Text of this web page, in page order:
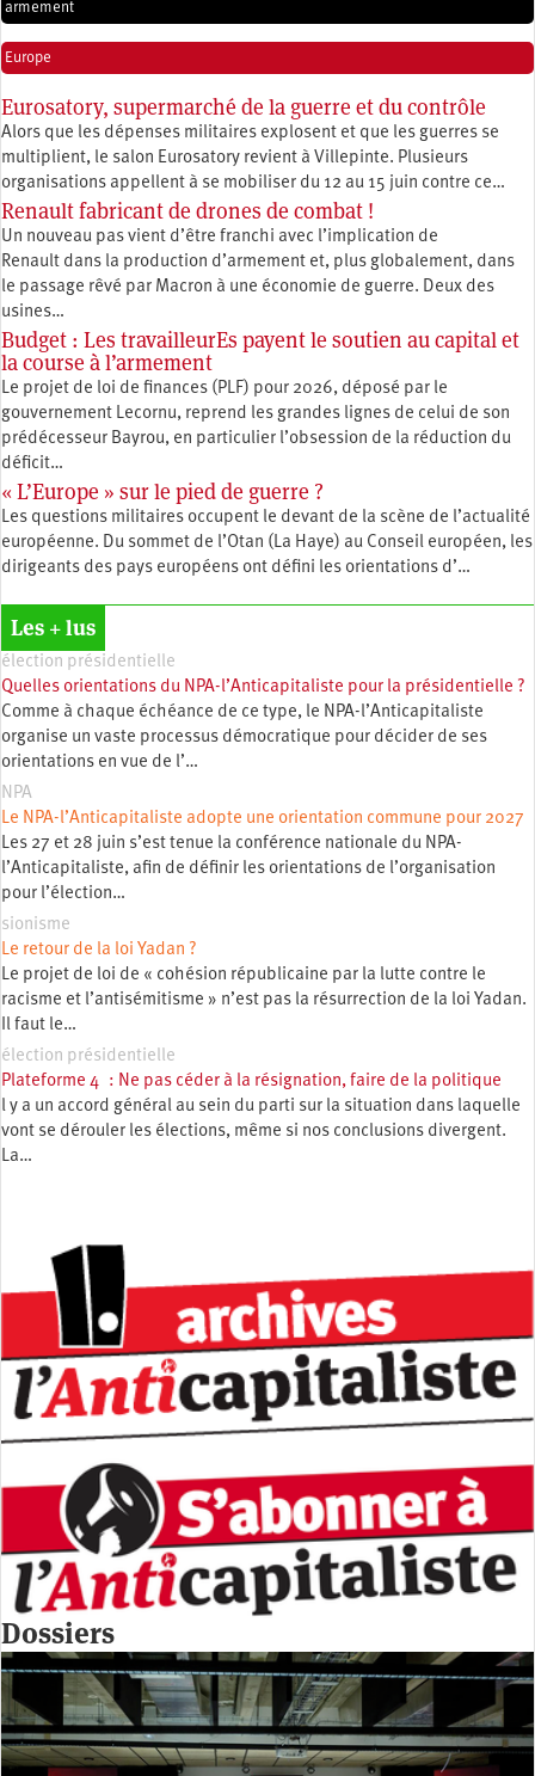
armement
Europe
Eurosatory, supermarché de la guerre et du contrôle
Alors que les dépenses militaires explosent et que les guerres se
multiplient, le salon Eurosatory revient à Villepinte. Plusieurs
organisations appellent à se mobiliser du 12 au 15 juin contre ce…
Renault fabricant de drones de combat !
Un nouveau pas vient d’être franchi avec l’implication de
Renault dans la production d’armement et, plus globalement, dans
le passage rêvé par Macron à une économie de guerre. Deux des
usines…
Budget : Les travailleurEs payent le soutien au capital et
la course à l’armement
Le projet de loi de finances (PLF) pour 2026, déposé par le
gouvernement Lecornu, reprend les grandes lignes de celui de son
prédécesseur Bayrou, en particulier l’obsession de la réduction du
déficit…
« L’Europe » sur le pied de guerre ?
Les questions militaires occupent le devant de la scène de l’actualité
européenne. Du sommet de l’Otan (La Haye) au Conseil européen, les
dirigeants des pays européens ont défini les orientations d’…
Les + lus
élection présidentielle
Quelles orientations du NPA-l’Anticapitaliste pour la présidentielle ?
Comme à chaque échéance de ce type, le NPA-l’Anticapitaliste
organise un vaste processus démocratique pour décider de ses
orientations en vue de l’…
NPA
Le NPA-l’Anticapitaliste adopte une orientation commune pour 2027
Les 27 et 28 juin s’est tenue la conférence nationale du NPA-
l’Anticapitaliste, afin de définir les orientations de l’organisation
pour l’élection…
sionisme
Le retour de la loi Yadan ?
Le projet de loi de « cohésion républicaine par la lutte contre le
racisme et l’antisémitisme » n’est pas la résurrection de la loi Yadan.
Il faut le…
élection présidentielle
Plateforme 4 : Ne pas céder à la résignation, faire de la politique
l y a un accord général au sein du parti sur la situation dans laquelle
vont se dérouler les élections, même si nos conclusions divergent.
La…
Dossiers